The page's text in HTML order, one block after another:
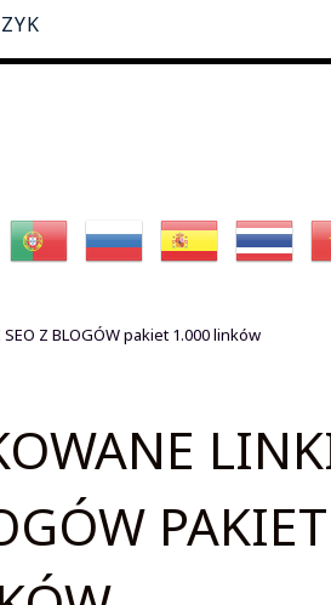
SEO Z BLOGÓW pakiet 1.000 linków
PAKIET